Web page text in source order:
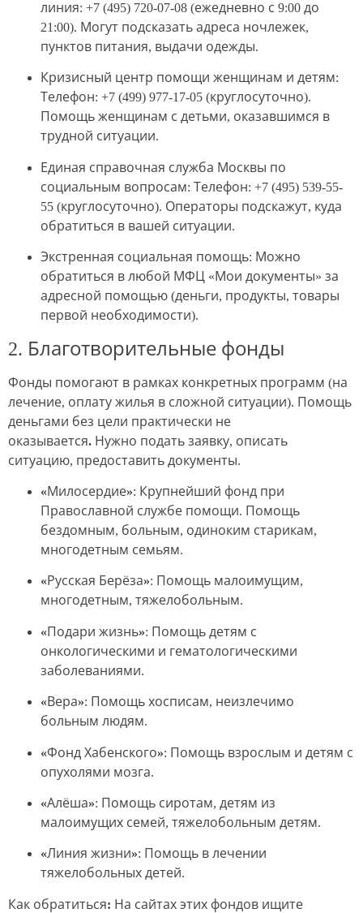
линия: +7 (495) 720-07-08 (ежедневно с 9:00 до
21:00). Могут подсказать адреса ночлежек,
пунктов питания, выдачи одежды.
Кризисный центр помощи женщинам и детям:
Телефон: +7 (499) 977-17-05 (круглосуточно).
Помощь женщинам с детьми, оказавшимся в
трудной ситуации.
Единая справочная служба Москвы по
социальным вопросам: Телефон: +7 (495) 539-55-
55 (круглосуточно). Операторы подскажут, куда
обратиться в вашей ситуации.
Экстренная социальная помощь: Можно
обратиться в любой МФЦ «Мои документы» за
адресной помощью (деньги, продукты, товары
первой необходимости).
2. Благотворительные фонды
Фонды помогают в рамках конкретных программ (на
лечение, оплату жилья в сложной ситуации). Помощь
деньгами без цели практически не
оказывается. Нужно подать заявку, описать
ситуацию, предоставить документы.
«Милосердие»: Крупнейший фонд при
Православной службе помощи. Помощь
бездомным, больным, одиноким старикам,
многодетным семьям.
«Русская Берёза»: Помощь малоимущим,
многодетным, тяжелобольным.
«Подари жизнь»: Помощь детям с
онкологическими и гематологическими
заболеваниями.
«Вера»: Помощь хосписам, неизлечимо
больным людям.
«Фонд Хабенского»: Помощь взрослым и детям с
опухолями мозга.
«Алёша»: Помощь сиротам, детям из
малоимущих семей, тяжелобольным детям.
«Линия жизни»: Помощь в лечении
тяжелобольных детей.
Как обратиться: На сайтах этих фондов ищите